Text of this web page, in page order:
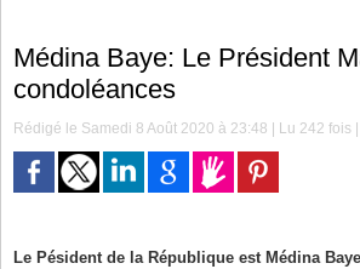
Médina Baye: Le Président
condoléances
Rédigé le Samedi 8 Août 2020 à 23:48 | Lu 242 fois
Le Pésident de la République est Médina